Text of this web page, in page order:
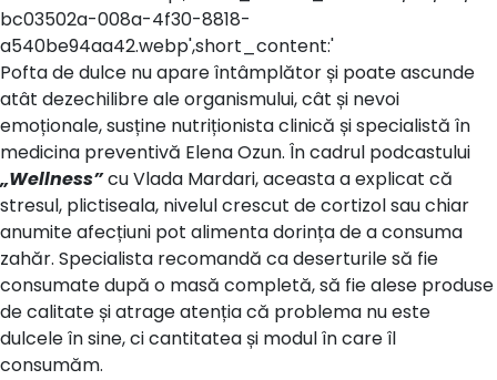
bc03502a-008a-4f30-8818-
a540be94aa42.webp',short_content:'
Pofta de dulce nu apare întâmplător și poate ascunde
atât dezechilibre ale organismului, cât și nevoi
emoționale, susține nutriționista clinică și specialistă în
medicina preventivă Elena Ozun. În cadrul podcastului
„Wellness”cu Vlada Mardari, aceasta a explicat că
stresul, plictiseala, nivelul crescut de cortizol sau chiar
anumite afecțiuni pot alimenta dorința de a consuma
zahăr. Specialista recomandă ca deserturile să fie
consumate după o masă completă, să fie alese produse
de calitate și atrage atenția că problema nu este
dulcele în sine, ci cantitatea și modul în care îl
consumăm.